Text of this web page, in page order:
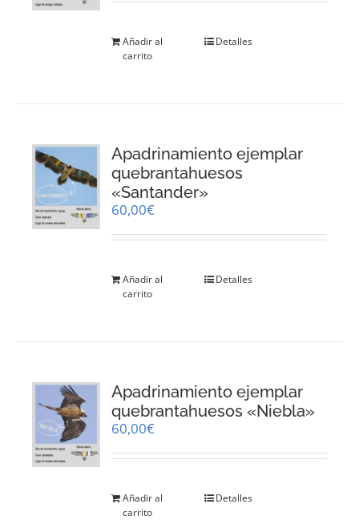
Añadir al
carrito
Detalles
Apadrinamiento ejemplar
quebrantahuesos
«Santander»
60,00€
Añadir al
carrito
Detalles
Apadrinamiento ejemplar
quebrantahuesos «Niebla»
60,00€
Añadir al
carrito
Detalles